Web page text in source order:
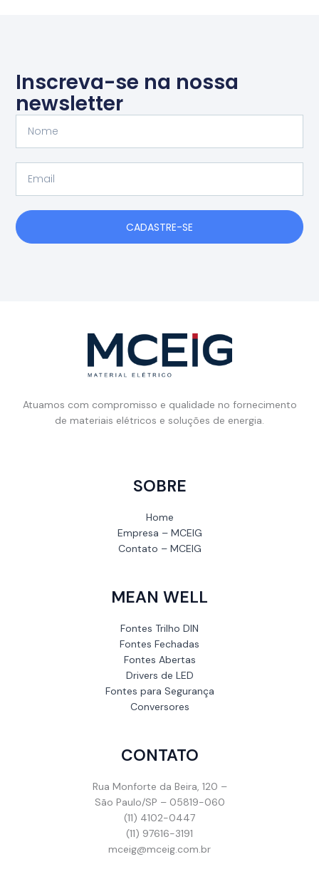
Inscreva-se na nossa
newsletter
CADASTRE-SE
Atuamos com compromisso e qualidade no fornecimento
de materiais elétricos e soluções de energia.
SOBRE
Home
Empresa – MCEIG
Contato – MCEIG
MEAN WELL
Fontes Trilho DIN
Fontes Fechadas
Fontes Abertas
Drivers de LED
Fontes para Segurança
Conversores
CONTATO
Rua Monforte da Beira, 120 –
São Paulo/SP – 05819-060
(11) 4102-0447
(11) 97616-3191
mceig@mceig.com.br